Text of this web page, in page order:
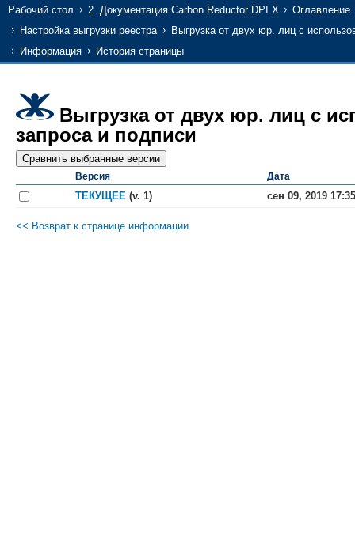
Рабочий стол 2. Документация Carbon Reductor DPI X
Оглавление
Настройка выгрузки реестра
Выгрузка от двух юр. лиц c
Информация
История страницы
Выгрузка от двух юр. лиц c
запроса и подписи
Версия Дата
ТЕКУЩЕЕ (v. 1) сен 09, 2019 17:35
<< Возврат к странице информации